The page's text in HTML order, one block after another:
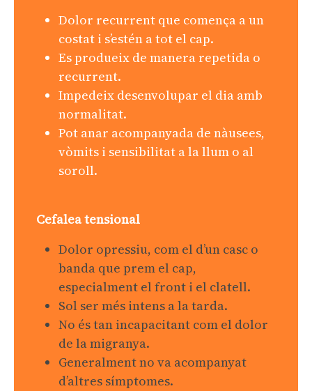
Dolor recurrent que comença a un
costat i s’estén a tot el cap.
Es produeix de manera repetida o
recurrent.
Impedeix desenvolupar el dia amb
normalitat.
Pot anar acompanyada de nàusees,
vòmits i sensibilitat a la llum o al
soroll.
Cefalea tensional
Dolor opressiu, com el d’un casc o
banda que prem el cap,
especialment el front i el clatell.
Sol ser més intens a la tarda.
No és tan incapacitant com el dolor
de la migranya.
Generalment no va acompanyat
d’altres símptomes.